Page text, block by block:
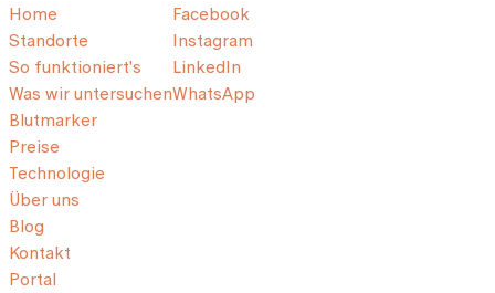
Home
Standorte
So funktioniert's
Was wir untersuchen
Blutmarker
Preise
Technologie
Über uns
Blog
Kontakt
Portal
Facebook
Instagram
LinkedIn
WhatsApp